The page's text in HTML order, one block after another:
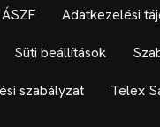
ÁSZF Adatkezelési
Süti beállítások
szabályzat Telex